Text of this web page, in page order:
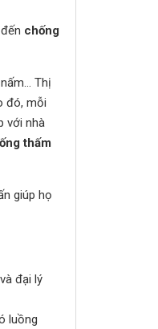
chống
Thị
đó, mỗi
với nhà
thấm
giúp họ
đại lý
luồng